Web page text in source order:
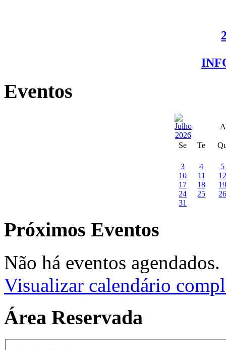
Eventos
Se Te
3 4
5
10
11
17
18
24
25
31
Próximos Eventos
Não há eventos agendados.
Visualizar calendário
Área Reservada